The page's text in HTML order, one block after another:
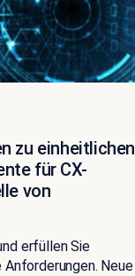
zu einheitlichen
für CX-
von
erfüllen Sie
Neue